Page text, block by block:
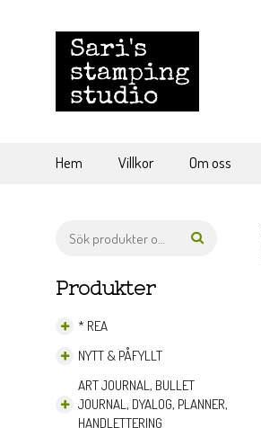
Hem Villkor Om oss
Produkter
* REA
NYTT & PÅFYLLT
ART JOURNAL, BULLET
JOURNAL, DYALOG, PLANNER,
HANDLETTERING